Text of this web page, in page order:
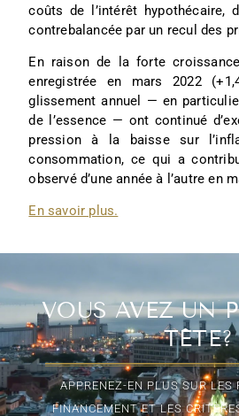
coûts de l’intérêt hypothécaire,
contrebalancée par un recul des
En raison de la forte
enregistrée en mars 2022
glissement annuel — en
de l’essence — ont continué
pression à la baisse sur
consommation, ce qui a
observé d’une année à l’autre en
En savoir plus.
VOUS AVEZ UN
TÊTE?
APPRENEZ-EN PLUS SUR LES
FINANCEMENT ET LES